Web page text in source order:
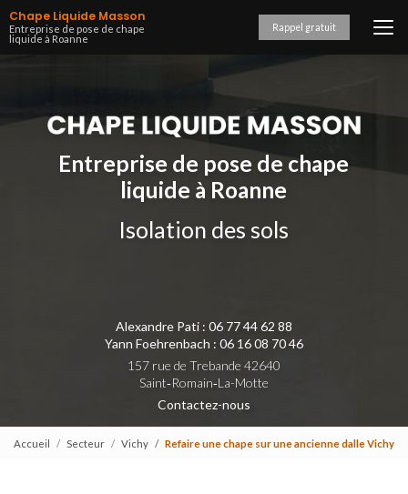
Aller
au
contenu
Chape Liquide Masson
Entreprise de pose de chape
liquide à Roanne
Rappel gratuit
Entreprise de pose de chape
liquide à Roanne
Isolation des sols
Alexandre Pati : 06 77 44 62 88
Yann Foehrenbach : 06 16 08 70 46
157 rue de Trebande 42640
Saint‑Romain‑La-Motte
Contactez-nous
Accueil Secteur Vichy Refaire une chape sur une ancienne dalle Vichy